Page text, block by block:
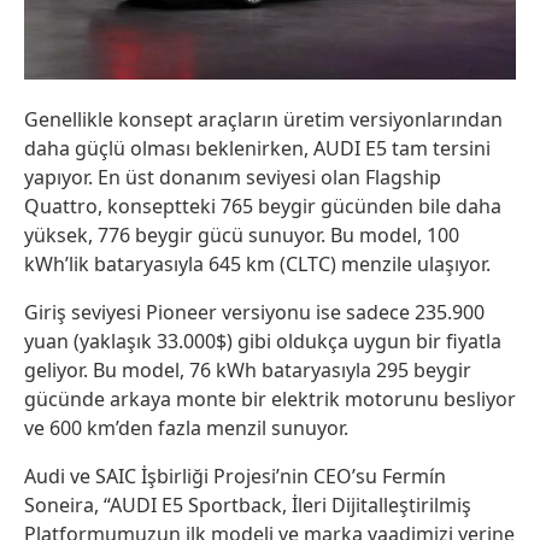
Genellikle konsept araçların üretim versiyonlarından
daha güçlü olması beklenirken, AUDI E5 tam tersini
yapıyor. En üst donanım seviyesi olan Flagship
Quattro, konseptteki 765 beygir gücünden bile daha
yüksek, 776 beygir gücü sunuyor. Bu model, 100
kWh’lik bataryasıyla 645 km (CLTC) menzile ulaşıyor.
Giriş seviyesi Pioneer versiyonu ise sadece 235.900
yuan (yaklaşık 33.000$) gibi oldukça uygun bir fiyatla
geliyor. Bu model, 76 kWh bataryasıyla 295 beygir
gücünde arkaya monte bir elektrik motorunu besliyor
ve 600 km’den fazla menzil sunuyor.
Audi ve SAIC İşbirliği Projesi’nin CEO’su Fermín
Soneira, “AUDI E5 Sportback, İleri Dijitalleştirilmiş
Platformumuzun ilk modeli ve marka vaadimizi yerine